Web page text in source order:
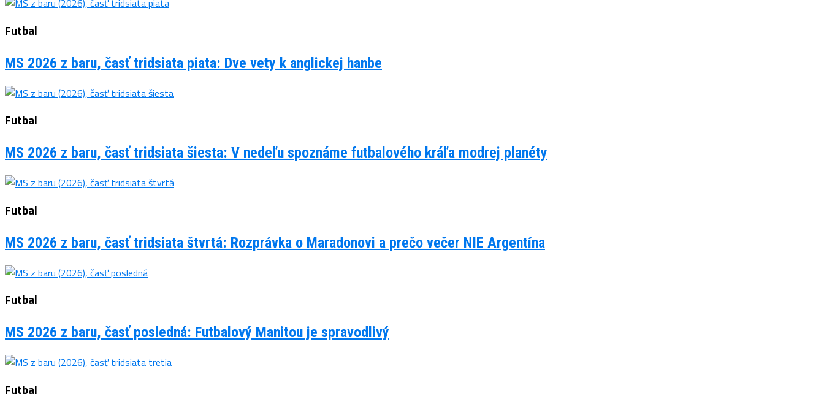
Futbal
MS 2026 z baru, časť tridsiata piata: Dve vety k anglickej hanbe
Futbal
MS 2026 z baru, časť tridsiata šiesta: V nedeľu spoznáme futbalového kráľa modrej planéty
Futbal
MS 2026 z baru, časť tridsiata štvrtá: Rozprávka o Maradonovi a prečo večer NIE Argentína
Futbal
MS 2026 z baru, časť posledná: Futbalový Manitou je spravodlivý
Futbal